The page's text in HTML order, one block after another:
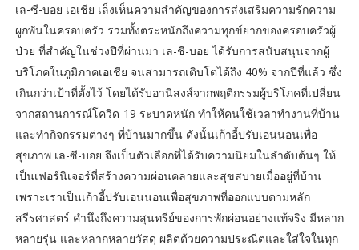
เล-ซี-บอย เอเชีย เล็งเห็นความสำคัญของการส่งเสริมความรักความ
ผูกพันในครอบครัว รวมทั้งตระหนักถึงความทุกข์ยากของครอบครัวผู้
ป่วย ที่สำคัญในช่วงปีที่ผ่านมา เล-ชี-บอย ได้รับการสนับสนุนจากผู้
บริโภคในภูมิภาคเอเชีย จนสามารถเติบโตได้ถึง 40% จากปีที่แล้ว ซึ่ง
เกินกว่าเป้าที่ตั้งไว้ โดยได้รับอานิสงส์จากพฤติกรรมผู้บริโภคที่เปลี่ยน
จากสถานการณ์โควิด-19 ระบาดหนัก ทำให้คนใช้เวลาทำงานที่บ้าน
และทำกิจกรรมต่างๆ ที่บ้านมากขึ้น ดังนั้นเก้าอี้ปรับเอนนอนเพื่อ
สุขภาพ เล-ซี-บอย จึงเป็นตัวเลือกที่ได้รับความนิยมในลำดับต้นๆ ให้
เป็นเฟอร์นิเจอร์ที่สร้างความผ่อนคลายและสุขสบายเมื่ออยู่ที่บ้าน
เพราะเราเป็นเก้าอี้ปรับเอนนอนเพื่อสุขภาพที่ออกแบบตามหลัก
สรีรศาสตร์ คำนึงถึงความสุนทรีย์ของการพักผ่อนอย่างแท้จริง มีหลาก
หลายรุ่น และหลากหลายวัสดุ ผลิตด้วยความประณีตและใส่ใจในทุก